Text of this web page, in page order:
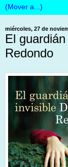
miércoles, 27 de
El
Redondo